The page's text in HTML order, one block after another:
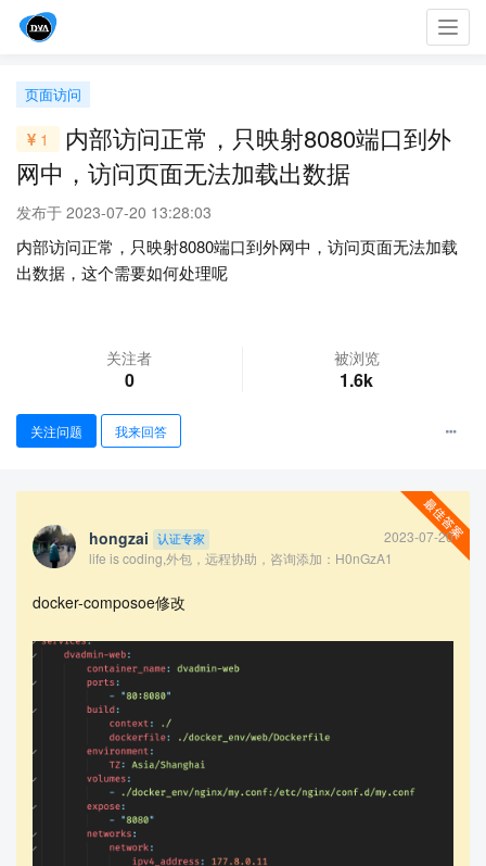
页面访问
1
内部访问正常，只映射8080端口到外
网中，访问页面无法加载出数据
发布于 2023-07-20 13:28:03
内部访问正常，只映射8080端口到外网中，访问页面无法加载
出数据，这个需要如何处理呢
关注者
0
被浏览
1.6k
关注问题 我来回答
hongzai 认证专家
2023-07-20
life is coding,外包，远程协助，咨询添加：H0nGzA1
docker-composoe修改